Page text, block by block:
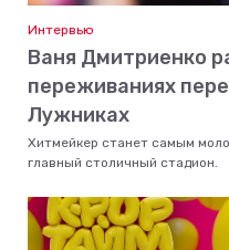
Интервью
Ваня Дмитриенко
переживаниях
Лужниках
Хитмейкер станет самым
главный столичный стадион.